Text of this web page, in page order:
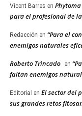
Vicent Barres en
para el profesional de
Redacción en “Para el
enemigos naturales
Roberto Trincado en
faltan enemigos
Editorial en El sector del
sus grandes retos